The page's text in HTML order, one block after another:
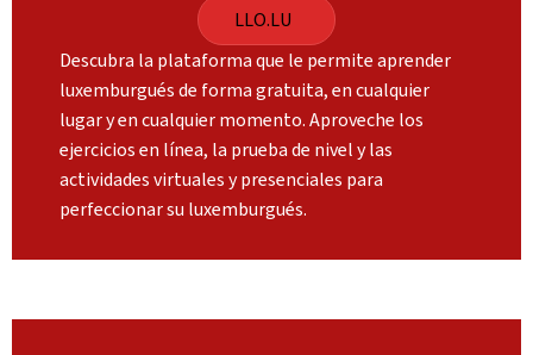
LLO.LU
Descubra la plataforma que le permite aprender
luxemburgués de forma gratuita, en cualquier
lugar y en cualquier momento. Aproveche los
ejercicios en línea, la prueba de nivel y las
actividades virtuales y presenciales para
perfeccionar su luxemburgués.